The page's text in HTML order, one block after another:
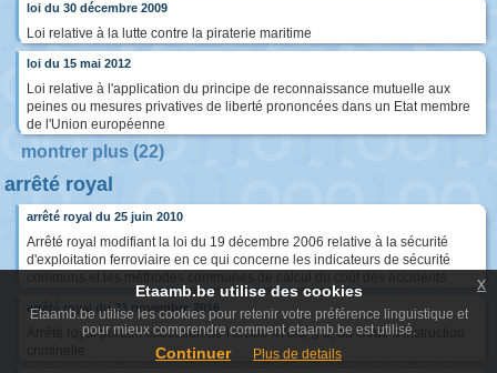
loi du 30 décembre 2009
Loi relative à la lutte contre la piraterie maritime
loi du 15 mai 2012
Loi relative à l'application du principe de reconnaissance mutuelle aux
peines ou mesures privatives de liberté prononcées dans un Etat membre
de l'Union européenne
montrer plus (22)
arrêté royal
arrêté royal du 25 juin 2010
Arrêté royal modifiant la loi du 19 décembre 2006 relative à la sécurité
d'exploitation ferroviaire en ce qui concerne les indicateurs de sécurité
arrêté royal du 23 novembre 2016
Arrêté royal portant exécution de l'article 47bis, § 5, du Code d'instruction
Etaamb.be utilise des cookies
Etaamb.be utilise les cookies pour retenir votre préférence linguistique et
pour mieux comprendre comment etaamb.be est utilisé.
Continuer Plus de details
x